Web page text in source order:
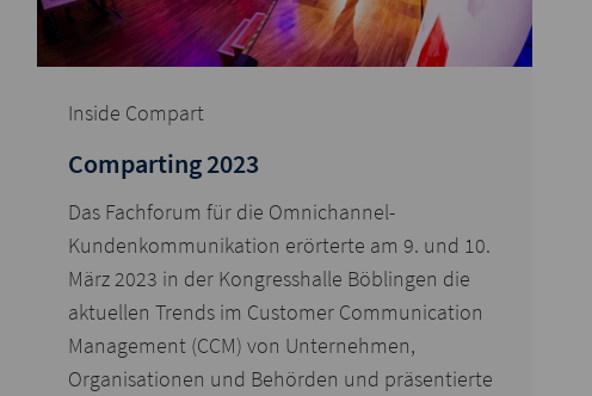
Inside Compart
Comparting 2023
Das Fachforum für die Omnichannel-
Kundenkommunikation erörterte am 9. und 10.
März 2023 in der Kongresshalle Böblingen die
aktuellen Trends im Customer Communication
Management (CCM) von Unternehmen,
Organisationen und Behörden und präsentierte